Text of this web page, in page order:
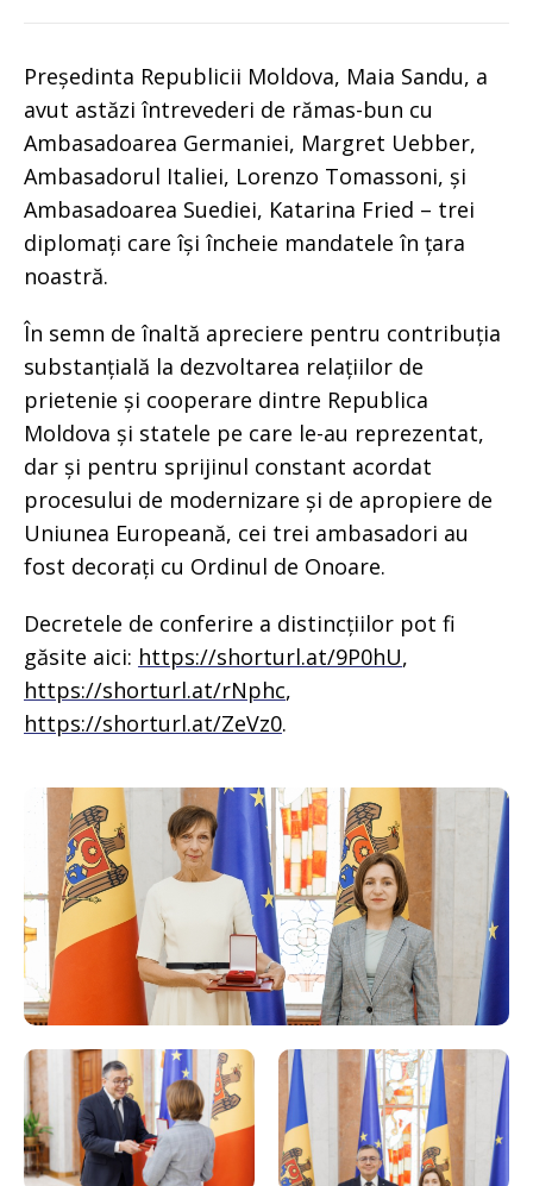
Președinta Republicii Moldova, Maia Sandu, a
avut astăzi întrevederi de rămas-bun cu
Ambasadoarea Germaniei, Margret Uebber,
Ambasadorul Italiei, Lorenzo Tomassoni, și
Ambasadoarea Suediei, Katarina Fried – trei
diplomați care își încheie mandatele în țara
noastră.
În semn de înaltă apreciere pentru contribuția
substanțială la dezvoltarea relațiilor de
prietenie și cooperare dintre Republica
Moldova și statele pe care le-au reprezentat,
dar și pentru sprijinul constant acordat
procesului de modernizare și de apropiere de
Uniunea Europeană, cei trei ambasadori au
fost decorați cu Ordinul de Onoare.
Decretele de conferire a distincțiilor pot fi
găsite aici: https://shorturl.at/9P0hU,
https://shorturl.at/rNphc,
https://shorturl.at/ZeVz0.